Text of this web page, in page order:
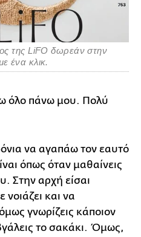
της LiFO δωρεάν στην
ένα κλικ.
όλο πάνω μου. Πολύ
να αγαπάω τον εαυτό
όπως όταν μαθαίνεις
Στην αρχή είσαι
και να
γνωρίζεις κάποιον
το σακάκι. Όμως,